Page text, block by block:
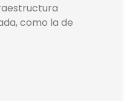
como la de